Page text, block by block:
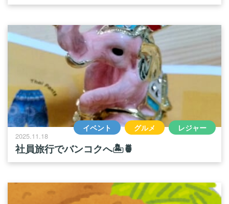
2025.11.18
社員旅行でバンコクへ🏝️🍍
イベント グルメ レジャー